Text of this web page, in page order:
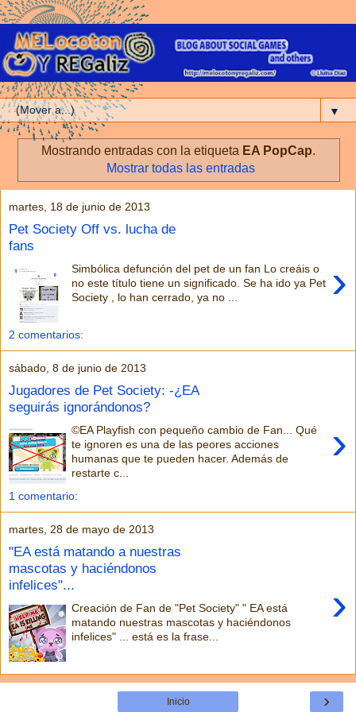
▼
Mostrando entradas con la etiqueta EA PopCap.
Mostrar todas las entradas
martes, 18 de junio de 2013
Pet Society Off vs. lucha de
fans
›
Simbólica defunción del pet de un fan Lo creáis o
no este título tiene un significado. Se ha ido ya Pet
Society , lo han cerrado, ya no ...
2 comentarios:
sábado, 8 de junio de 2013
Jugadores de Pet Society: -¿EA
seguirás ignorándonos?
›
©EA Playfish con pequeño cambio de Fan... Qué
te ignoren es una de las peores acciones
humanas que te pueden hacer. Además de
restarte c...
1 comentario:
martes, 28 de mayo de 2013
"EA está matando a nuestras
mascotas y haciéndonos
infelices"...
›
Creación de Fan de "Pet Society" " EA está
matando nuestras mascotas y haciéndonos
infelices" ... está es la frase...
›
Inicio